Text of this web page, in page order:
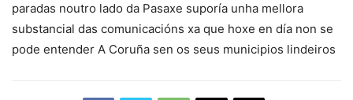
paradas noutro lado da Pasaxe suporía unha mellora
substancial das comunicacións xa que hoxe en día non se
pode entender A Coruña sen os seus municipios lindeiros